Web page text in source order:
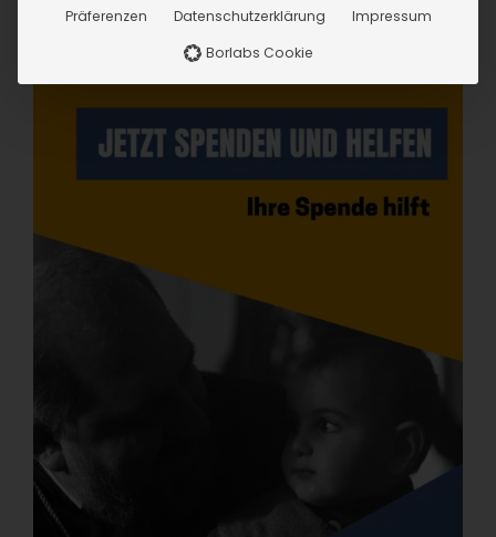
Präferenzen Datenschutzerklärung
Impressum
Borlabs Cookie